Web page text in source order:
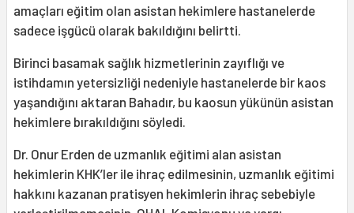
amaçları eğitim olan asistan hekimlere hastanelerde
sadece işgücü olarak bakıldığını belirtti.
Birinci basamak sağlık hizmetlerinin zayıflığı ve
istihdamın yetersizliği nedeniyle hastanelerde bir kaos
yaşandığını aktaran Bahadır, bu kaosun yükünün asistan
hekimlere bırakıldığını söyledi.
Dr. Onur Erden de uzmanlık eğitimi alan asistan
hekimlerin KHK’ler ile ihraç edilmesinin, uzmanlık eğitimi
hakkını kazanan pratisyen hekimlerin ihraç sebebiyle